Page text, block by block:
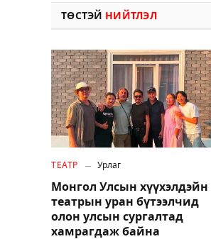
ТӨСТЭЙ НИЙТЛЭЛ
ТЕАТР Урлаг
Монгол Улсын хүүхэлдэйн
театрын уран бүтээлчид
олон улсын сургалтад
хамрагдаж байна